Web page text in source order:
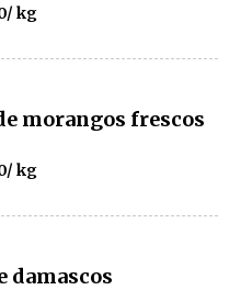
kg
morangos frescos
kg
damascos